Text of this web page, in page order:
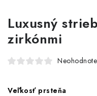
Luxusný
zirkónmi
Veľkosť prsteňa